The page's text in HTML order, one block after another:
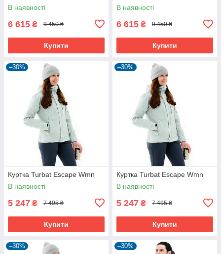
В наявності
6 615 ₴ 9 450 ₴
Купити
В наявності
6 615 ₴ 9 450 ₴
Купити
–30%
Куртка Turbat Escape Wmn
В наявності
5 247 ₴ 7 495 ₴
Купити
–30%
Куртка Turbat Escape Wmn
В наявності
5 247 ₴ 7 495 ₴
Купити
–30% –30%